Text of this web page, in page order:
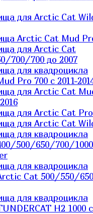
для Arctic Cat
Arctic Cat Mud
для Arctic Cat
700/700 до 2007
для квадроцикла
Pro 700 с 2011-
для Arctic Cat
для Arctic Cat
для Arctic Cat
для квадроцикла
500/650/700/1000
для квадроцикла
Cat 500/550/
для квадроцикла
H2 1000 c